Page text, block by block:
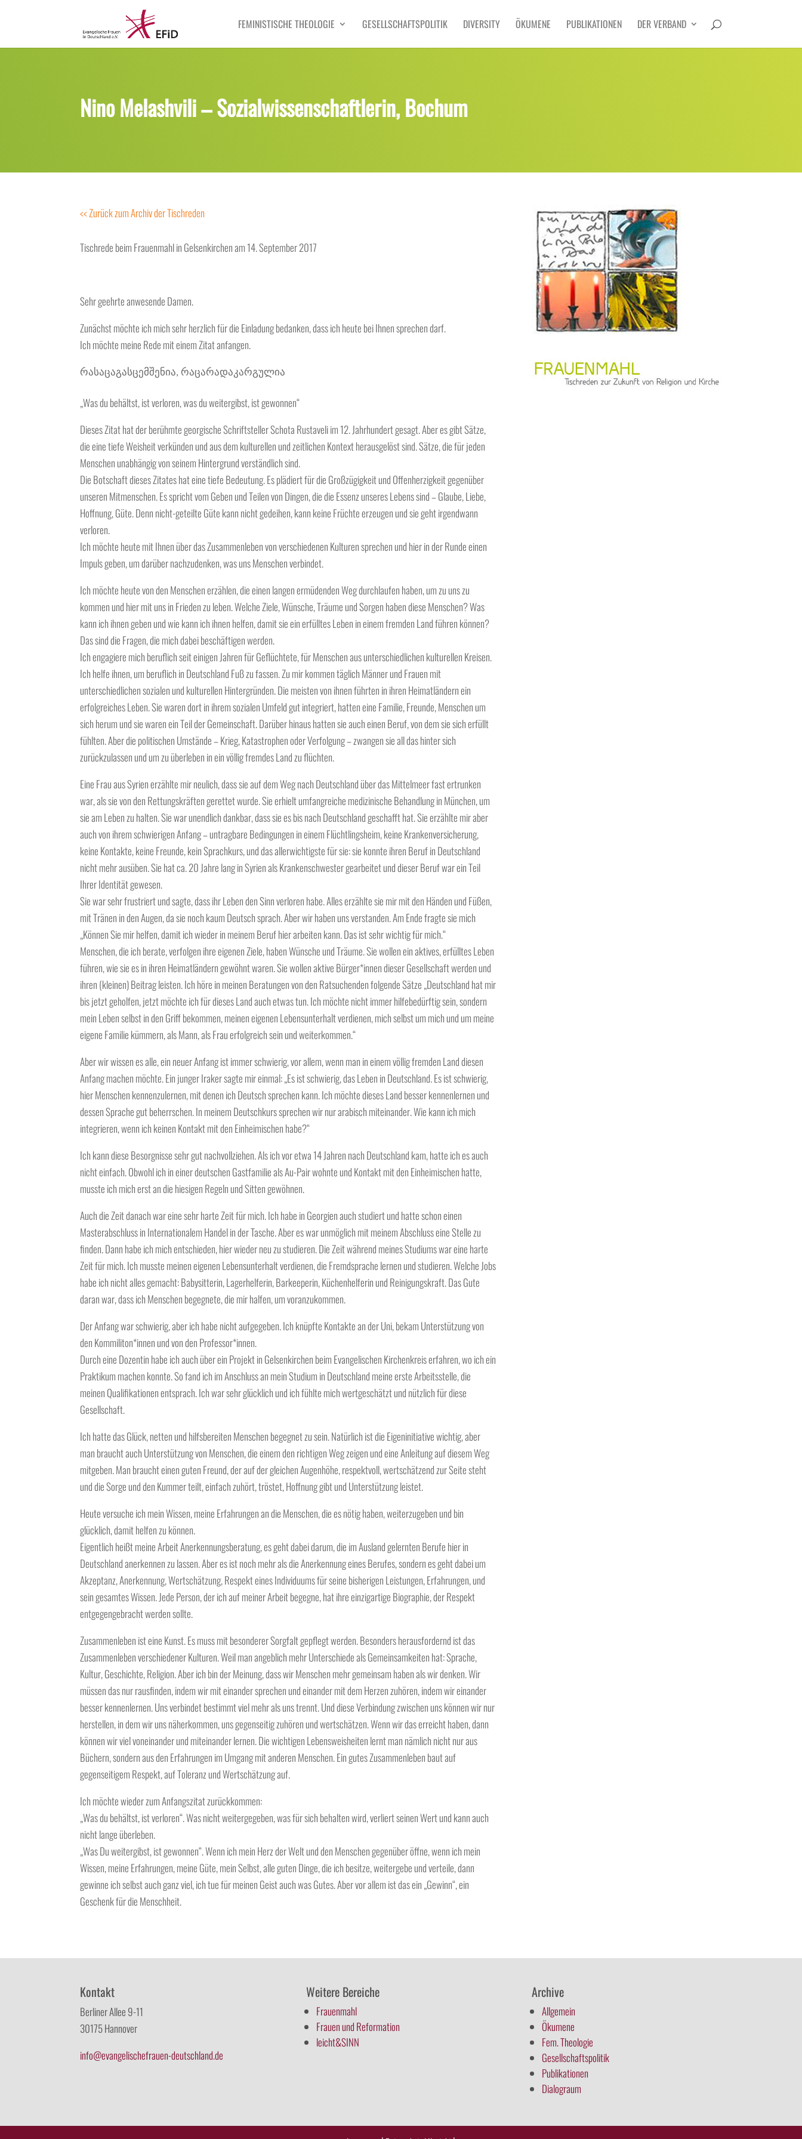
FEMINISTISCHE THEOLOGIE GESELLSCHAFTSPOLITIK DIVERSITY ÖKUMENE PUBLIKATIONEN DER VERBAND
Nino Melashvili – Sozialwissenschaftlerin, Bochum
<< Zurück zum Archiv der Tischreden
Tischrede beim Frauenmahl in Gelsenkirchen am 14. September 2017
Sehr geehrte anwesende Damen.
Zunächst möchte ich mich sehr herzlich für die Einladung bedanken, dass ich heute bei Ihnen sprechen darf.
Ich möchte meine Rede mit einem Zitat anfangen.
რასაცაგასცემშენია, რაცარადაკარგულია
„Was du behältst, ist verloren, was du weitergibst, ist gewonnen“
Dieses Zitat hat der berühmte georgische Schriftsteller Schota Rustaveli im 12. Jahrhundert gesagt. Aber es gibt Sätze,
die eine tiefe Weisheit verkünden und aus dem kulturellen und zeitlichen Kontext herausgelöst sind. Sätze, die für jeden
Menschen unabhängig von seinem Hintergrund verständlich sind.
Die Botschaft dieses Zitates hat eine tiefe Bedeutung. Es plädiert für die Großzügigkeit und Offenherzigkeit gegenüber
unseren Mitmenschen. Es spricht vom Geben und Teilen von Dingen, die die Essenz unseres Lebens sind – Glaube, Liebe,
Hoffnung, Güte. Denn nicht-geteilte Güte kann nicht gedeihen, kann keine Früchte erzeugen und sie geht irgendwann
verloren.
Ich möchte heute mit Ihnen über das Zusammenleben von verschiedenen Kulturen sprechen und hier in der Runde einen
Impuls geben, um darüber nachzudenken, was uns Menschen verbindet.
Ich möchte heute von den Menschen erzählen, die einen langen ermüdenden Weg durchlaufen haben, um zu uns zu
kommen und hier mit uns in Frieden zu leben. Welche Ziele, Wünsche, Träume und Sorgen haben diese Menschen? Was
kann ich ihnen geben und wie kann ich ihnen helfen, damit sie ein erfülltes Leben in einem fremden Land führen können?
Das sind die Fragen, die mich dabei beschäftigen werden.
Ich engagiere mich beruflich seit einigen Jahren für Geflüchtete, für Menschen aus unterschiedlichen kulturellen Kreisen.
Ich helfe ihnen, um beruflich in Deutschland Fuß zu fassen. Zu mir kommen täglich Männer und Frauen mit
unterschiedlichen sozialen und kulturellen Hintergründen. Die meisten von ihnen führten in ihren Heimatländern ein
erfolgreiches Leben. Sie waren dort in ihrem sozialen Umfeld gut integriert, hatten eine Familie, Freunde, Menschen um
sich herum und sie waren ein Teil der Gemeinschaft. Darüber hinaus hatten sie auch einen Beruf, von dem sie sich erfüllt
fühlten. Aber die politischen Umstände – Krieg, Katastrophen oder Verfolgung – zwangen sie all das hinter sich
zurückzulassen und um zu überleben in ein völlig fremdes Land zu flüchten.
Eine Frau aus Syrien erzählte mir neulich, dass sie auf dem Weg nach Deutschland über das Mittelmeer fast ertrunken
war, als sie von den Rettungskräften gerettet wurde. Sie erhielt umfangreiche medizinische Behandlung in München, um
sie am Leben zu halten. Sie war unendlich dankbar, dass sie es bis nach Deutschland geschafft hat. Sie erzählte mir aber
auch von ihrem schwierigen Anfang – untragbare Bedingungen in einem Flüchtlingsheim, keine Krankenversicherung,
keine Kontakte, keine Freunde, kein Sprachkurs, und das allerwichtigste für sie: sie konnte ihren Beruf in Deutschland
nicht mehr ausüben. Sie hat ca. 20 Jahre lang in Syrien als Krankenschwester gearbeitet und dieser Beruf war ein Teil
Ihrer Identität gewesen.
Sie war sehr frustriert und sagte, dass ihr Leben den Sinn verloren habe. Alles erzählte sie mir mit den Händen und Füßen,
mit Tränen in den Augen, da sie noch kaum Deutsch sprach. Aber wir haben uns verstanden. Am Ende fragte sie mich
„Können Sie mir helfen, damit ich wieder in meinem Beruf hier arbeiten kann. Das ist sehr wichtig für mich.“
Menschen, die ich berate, verfolgen ihre eigenen Ziele, haben Wünsche und Träume. Sie wollen ein aktives, erfülltes Leben
führen, wie sie es in ihren Heimatländern gewöhnt waren. Sie wollen aktive Bürger*innen dieser Gesellschaft werden und
ihren (kleinen) Beitrag leisten. Ich höre in meinen Beratungen von den Ratsuchenden folgende Sätze „Deutschland hat mir
bis jetzt geholfen, jetzt möchte ich für dieses Land auch etwas tun. Ich möchte nicht immer hilfebedürftig sein, sondern
mein Leben selbst in den Griff bekommen, meinen eigenen Lebensunterhalt verdienen, mich selbst um mich und um meine
eigene Familie kümmern, als Mann, als Frau erfolgreich sein und weiterkommen.“
Aber wir wissen es alle, ein neuer Anfang ist immer schwierig, vor allem, wenn man in einem völlig fremden Land diesen
Anfang machen möchte. Ein junger Iraker sagte mir einmal: „Es ist schwierig, das Leben in Deutschland. Es ist schwierig,
hier Menschen kennenzulernen, mit denen ich Deutsch sprechen kann. Ich möchte dieses Land besser kennenlernen und
dessen Sprache gut beherrschen. In meinem Deutschkurs sprechen wir nur arabisch miteinander. Wie kann ich mich
integrieren, wenn ich keinen Kontakt mit den Einheimischen habe?“
Ich kann diese Besorgnisse sehr gut nachvollziehen. Als ich vor etwa 14 Jahren nach Deutschland kam, hatte ich es auch
nicht einfach. Obwohl ich in einer deutschen Gastfamilie als Au-Pair wohnte und Kontakt mit den Einheimischen hatte,
musste ich mich erst an die hiesigen Regeln und Sitten gewöhnen.
Auch die Zeit danach war eine sehr harte Zeit für mich. Ich habe in Georgien auch studiert und hatte schon einen
Masterabschluss in Internationalem Handel in der Tasche. Aber es war unmöglich mit meinem Abschluss eine Stelle zu
finden. Dann habe ich mich entschieden, hier wieder neu zu studieren. Die Zeit während meines Studiums war eine harte
Zeit für mich. Ich musste meinen eigenen Lebensunterhalt verdienen, die Fremdsprache lernen und studieren. Welche Jobs
habe ich nicht alles gemacht: Babysitterin, Lagerhelferin, Barkeeperin, Küchenhelferin und Reinigungskraft. Das Gute
daran war, dass ich Menschen begegnete, die mir halfen, um voranzukommen.
Der Anfang war schwierig, aber ich habe nicht aufgegeben. Ich knüpfte Kontakte an der Uni, bekam Unterstützung von
den Kommiliton*innen und von den Professor*innen.
Durch eine Dozentin habe ich auch über ein Projekt in Gelsenkirchen beim Evangelischen Kirchenkreis erfahren, wo ich ein
Praktikum machen konnte. So fand ich im Anschluss an mein Studium in Deutschland meine erste Arbeitsstelle, die
meinen Qualifikationen entsprach. Ich war sehr glücklich und ich fühlte mich wertgeschätzt und nützlich für diese
Gesellschaft.
Ich hatte das Glück, netten und hilfsbereiten Menschen begegnet zu sein. Natürlich ist die Eigeninitiative wichtig, aber
man braucht auch Unterstützung von Menschen, die einem den richtigen Weg zeigen und eine Anleitung auf diesem Weg
mitgeben. Man braucht einen guten Freund, der auf der gleichen Augenhöhe, respektvoll, wertschätzend zur Seite steht
und die Sorge und den Kummer teilt, einfach zuhört, tröstet, Hoffnung gibt und Unterstützung leistet.
Heute versuche ich mein Wissen, meine Erfahrungen an die Menschen, die es nötig haben, weiterzugeben und bin
glücklich, damit helfen zu können.
Eigentlich heißt meine Arbeit Anerkennungsberatung, es geht dabei darum, die im Ausland gelernten Berufe hier in
Deutschland anerkennen zu lassen. Aber es ist noch mehr als die Anerkennung eines Berufes, sondern es geht dabei um
Akzeptanz, Anerkennung, Wertschätzung, Respekt eines Individuums für seine bisherigen Leistungen, Erfahrungen, und
sein gesamtes Wissen. Jede Person, der ich auf meiner Arbeit begegne, hat ihre einzigartige Biographie, der Respekt
entgegengebracht werden sollte.
Zusammenleben ist eine Kunst. Es muss mit besonderer Sorgfalt gepflegt werden. Besonders herausfordernd ist das
Zusammenleben verschiedener Kulturen. Weil man angeblich mehr Unterschiede als Gemeinsamkeiten hat: Sprache,
Kultur, Geschichte, Religion. Aber ich bin der Meinung, dass wir Menschen mehr gemeinsam haben als wir denken. Wir
müssen das nur rausfinden, indem wir mit einander sprechen und einander mit dem Herzen zuhören, indem wir einander
besser kennenlernen. Uns verbindet bestimmt viel mehr als uns trennt. Und diese Verbindung zwischen uns können wir nur
herstellen, in dem wir uns näherkommen, uns gegenseitig zuhören und wertschätzen. Wenn wir das erreicht haben, dann
können wir viel voneinander und miteinander lernen. Die wichtigen Lebensweisheiten lernt man nämlich nicht nur aus
Büchern, sondern aus den Erfahrungen im Umgang mit anderen Menschen. Ein gutes Zusammenleben baut auf
gegenseitigem Respekt, auf Toleranz und Wertschätzung auf.
Ich möchte wieder zum Anfangszitat zurückkommen:
„Was du behältst, ist verloren“. Was nicht weitergegeben, was für sich behalten wird, verliert seinen Wert und kann auch
nicht lange überleben.
„Was Du weitergibst, ist gewonnen“. Wenn ich mein Herz der Welt und den Menschen gegenüber öffne, wenn ich mein
Wissen, meine Erfahrungen, meine Güte, mein Selbst, alle guten Dinge, die ich besitze, weitergebe und verteile, dann
gewinne ich selbst auch ganz viel, ich tue für meinen Geist auch was Gutes. Aber vor allem ist das ein „Gewinn“, ein
Geschenk für die Menschheit.
Kontakt
Berliner Allee 9-11
30175 Hannover
info@evangelischefrauen-deutschland.de
Weitere Bereiche
Frauenmahl
Frauen und Reformation
leicht&SINN
Archive
Allgemein
Ökumene
Fem. Theologie
Gesellschaftspolitik
Publikationen
Dialograum